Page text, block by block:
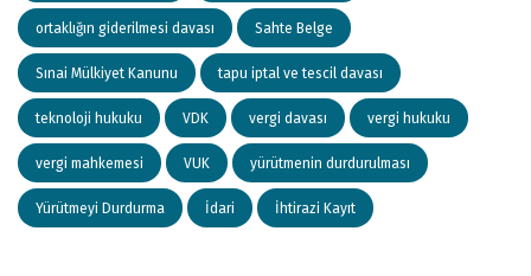
ortaklığın giderilmesi davası Sahte Belge
Sınai Mülkiyet Kanunu tapu iptal ve tescil davası
teknoloji hukuku VDK vergi davası vergi hukuku
vergi mahkemesi VUK yürütmenin durdurulması
Yürütmeyi Durdurma İdari İhtirazi Kayıt